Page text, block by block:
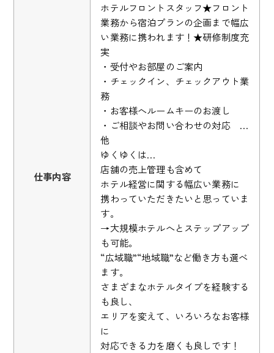
仕事内容
ホテルフロントスタッフ★フロント
業務から宿泊プランの企画まで幅広
い業務に携われます！★研修制度充
実
・受付やお部屋のご案内
・チェックイン、チェックアウト業
務
・お客様へルームキーのお渡し
・ご相談やお問い合わせの対応 …
他
ゆくゆくは…
店舗の売上管理も含めて
ホテル経営に関する幅広い業務に
携わっていただきたいと思っていま
す。
→大規模ホテルへとステップアップ
も可能。
“広域職”“地域職”など働き方も選べ
ます。
さまざまなホテルタイプを経験する
も良し、
エリアを変えて、いろいろなお客様
に
対応できる力を磨くも良しです！